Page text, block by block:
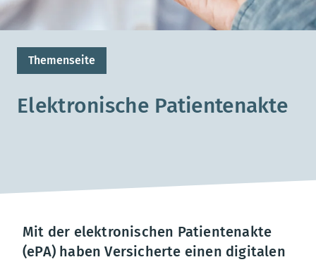
Themenseite
Elektronische Patientenakte
Mit der elektronischen Patientenakte
(ePA) haben Versicherte einen digitalen